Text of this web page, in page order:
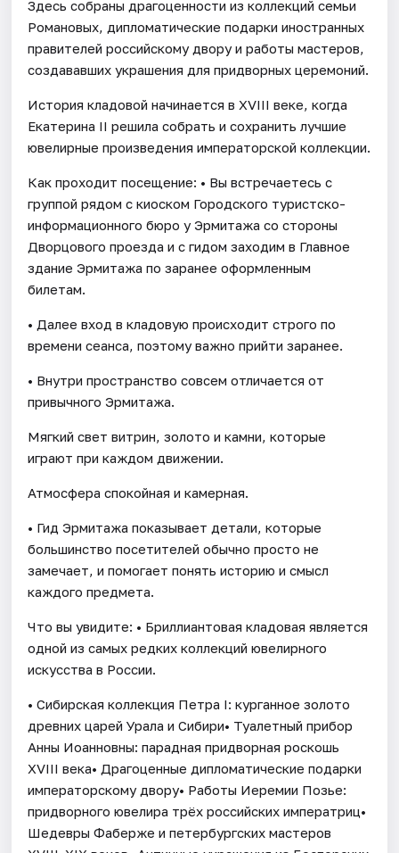
Здесь собраны драгоценности из коллекций семьи
Романовых, дипломатические подарки иностранных
правителей российскому двору и работы мастеров,
создававших украшения для придворных церемоний.
История кладовой начинается в XVIII веке, когда
Екатерина II решила собрать и сохранить лучшие
ювелирные произведения императорской коллекции.
Как проходит посещение: • Вы встречаетесь с
группой рядом с киоском Городского туристско-
информационного бюро у Эрмитажа со стороны
Дворцового проезда и с гидом заходим в Главное
здание Эрмитажа по заранее оформленным
билетам.
• Далее вход в кладовую происходит строго по
времени сеанса, поэтому важно прийти заранее.
• Внутри пространство совсем отличается от
привычного Эрмитажа.
Мягкий свет витрин, золото и камни, которые
играют при каждом движении.
Атмосфера спокойная и камерная.
• Гид Эрмитажа показывает детали, которые
большинство посетителей обычно просто не
замечает, и помогает понять историю и смысл
каждого предмета.
Что вы увидите: • Бриллиантовая кладовая является
одной из самых редких коллекций ювелирного
искусства в России.
• Сибирская коллекция Петра I: курганное золото
древних царей Урала и Сибири• Туалетный прибор
Анны Иоанновны: парадная придворная роскошь
XVIII века• Драгоценные дипломатические подарки
императорскому двору• Работы Иеремии Позье:
придворного ювелира трёх российских императриц•
Шедевры Фаберже и петербургских мастеров